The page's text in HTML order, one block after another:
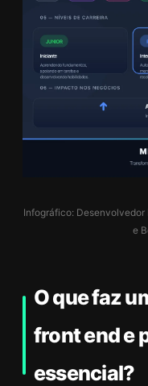
Infográfico: Desenvolvedor
e
O que faz
front end e
essencial?